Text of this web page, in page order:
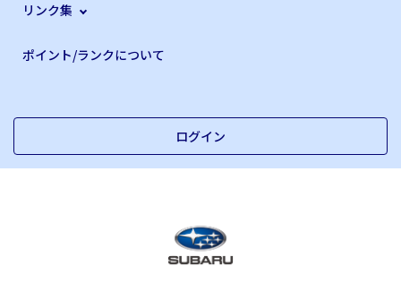
リンク集
ポイント/ランクについて
ログイン